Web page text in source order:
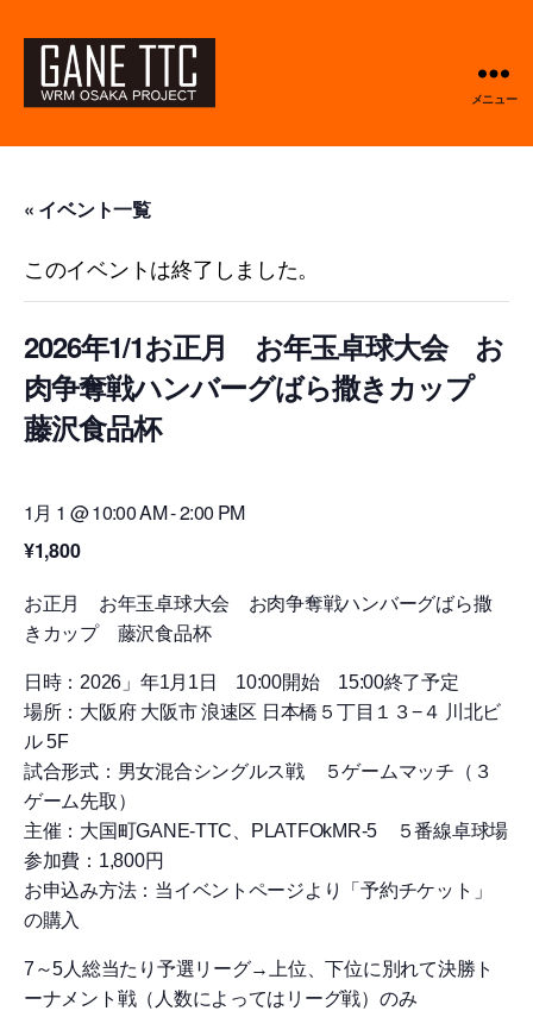
メニュー
« イベント一覧
このイベントは終了しました。
2026年1/1お正月 お年玉卓球大会 お
肉争奪戦ハンバーグばら撒きカップ
藤沢食品杯
1月 1 @ 10:00 AM-2:00 PM
¥1,800
お正月 お年玉卓球大会 お肉争奪戦ハンバーグばら撒
きカップ 藤沢食品杯
日時：2026」年1月1日 10:00開始 15:00終了予定
場所：大阪府 大阪市 浪速区 日本橋５丁目１３−４ 川北ビ
ル 5F
試合形式：男女混合シングルス戦 ５ゲームマッチ（３
ゲーム先取）
主催：大国町GANE-TTC、PLATFOkMR-5 ５番線卓球場
参加費：1,800円
お申込み方法：当イベントページより「予約チケット」
の購入
7～5人総当たり予選リーグ→上位、下位に別れて決勝ト
ーナメント戦（人数によってはリーグ戦）のみ